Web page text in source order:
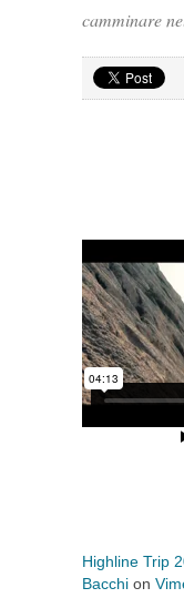
camminare
Highline Trip
Bacchi on